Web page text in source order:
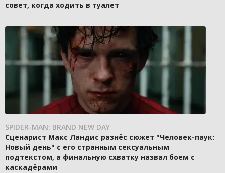
совет, когда ходить в туалет
SPIDER-MAN: BRAND NEW DAY
Сценарист Макс Ландис разнёс сюжет "Человек-паук:
Новый день" с его странным сексуальным
подтекстом, а финальную схватку назвал боем с
каскадёрами